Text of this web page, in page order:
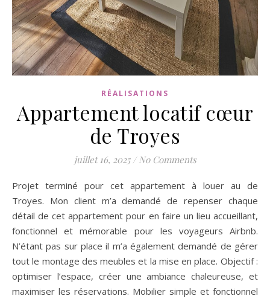
RÉALISATIONS
Appartement locatif cœur
de Troyes
juillet 16, 2025 / No Comments
Projet terminé pour cet appartement à louer au de
Troyes. Mon client m’a demandé de repenser chaque
détail de cet appartement pour en faire un lieu accueillant,
fonctionnel et mémorable pour les voyageurs Airbnb.
N’étant pas sur place il m’a également demandé de gérer
tout le montage des meubles et la mise en place. Objectif :
optimiser l’espace, créer une ambiance chaleureuse, et
maximiser les réservations. Mobilier simple et fonctionnel